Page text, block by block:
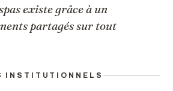
existe grâce à un
partagés sur tout
INSTITUTIONNELS